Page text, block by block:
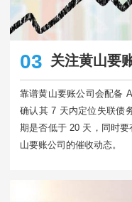
03 关注黄山要
靠谱黄山要账公司会配备
确认其 7 天内定位失联债
期是否低于 20 天，同时
山要账公司的催收动态。​